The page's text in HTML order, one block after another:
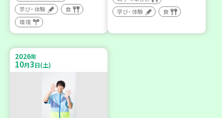
学び・体験
食
環境
学び・体験
食
2026年
10月3日(土)